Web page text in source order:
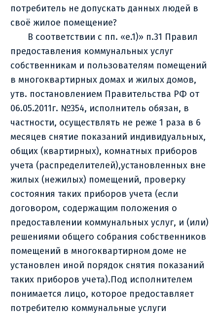
потребитель не допускать данных людей в
своё жилое помещение?
В соответствии с пп. «е.1)» п.31 Правил
предоставления коммунальных услуг
собственникам и пользователям помещений
в многоквартирных домах и жилых домов,
утв. постановлением Правительства РФ от
06.05.2011г. №354, исполнитель обязан, в
частности, осуществлять не реже 1 раза в 6
месяцев снятие показаний индивидуальных,
общих (квартирных), комнатных приборов
учета (распределителей),установленных вне
жилых (нежилых) помещений, проверку
состояния таких приборов учета (если
договором, содержащим положения о
предоставлении коммунальных услуг, и (или)
решениями общего собрания собственников
помещений в многоквартирном доме не
установлен иной порядок снятия показаний
таких приборов учета).Под исполнителем
понимается лицо, которое предоставляет
потребителю коммунальные услуги